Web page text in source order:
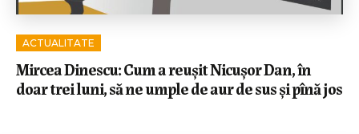
ACTUALITATE
Mircea Dinescu: Cum a reușit Nicușor Dan, în
doar trei luni, să ne umple de aur de sus și pînă jos